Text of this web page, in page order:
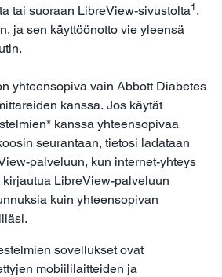
tai suoraan LibreView-sivustolta1 .
ja sen käyttöönotto vie yleensä
yhteensopiva vain Abbott Diabetes
kanssa. Jos käytät
kanssa yhteensopivaa
seurantaan, tietosi ladataan
palveluun, kun internet-yhteys
LibreView-palveluun
kuin yhteensopivan
sovellukset ovat
mobiililaitteiden ja